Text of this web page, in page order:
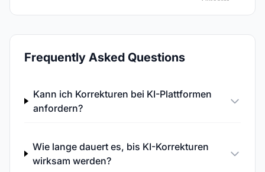
Frequently Asked Questions
Kann ich Korrekturen bei KI-Plattformen
anfordern?
Wie lange dauert es, bis KI-Korrekturen
wirksam werden?